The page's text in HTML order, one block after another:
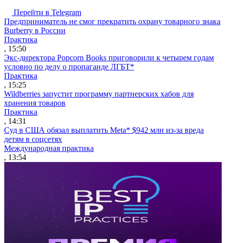
Перейти в Telegram
Предприниматель не смог прекратить охрану товарного знака
Burberry в России
Практика
, 15:50
Экс-директора Popcorn Books приговорили к четырем годам
условно по делу о пропаганде ЛГБТ*
Практика
, 15:25
Wildberries запустит программу партнерских хабов для
хранения товаров
Практика
, 14:31
Суд в США обязал выплатить Meta* $942 млн из-за вреда
детям в соцсетях
Международная практика
, 13:54